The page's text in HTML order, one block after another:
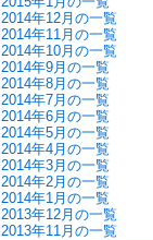
2014年12月の一覧
2014年11月の一覧
2014年10月の一覧
2014年9月の一覧
2014年8月の一覧
2014年7月の一覧
2014年6月の一覧
2014年5月の一覧
2014年4月の一覧
2014年3月の一覧
2014年2月の一覧
2014年1月の一覧
2013年12月の一覧
2013年11月の一覧